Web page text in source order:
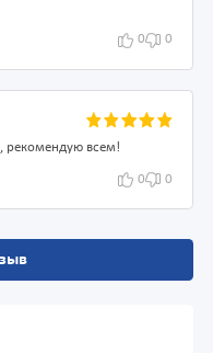
0 0
рекомендую всем!
0 0